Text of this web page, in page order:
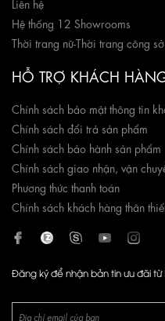
Liên hệ
Hệ thống 12 Showrooms
Thời trang nữ-Thời trang công
HỖ TRỢ KHÁCH
Chính sách bảo mật thông tin
Chính sách đổi trả sản phẩm
Chính sách bảo hành sản phẩm
Chính sách giao nhận, vận
Phương thức thanh toán
Chính sách khách hàng thân
Đăng ký để nhận bản tin ưu đãi từ